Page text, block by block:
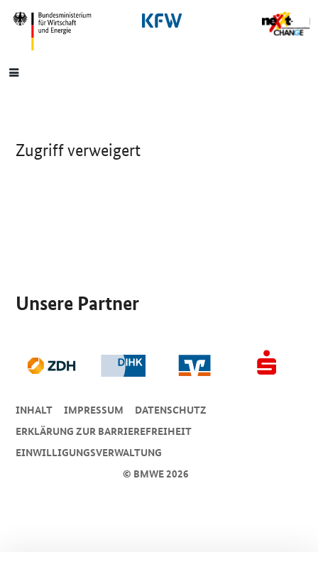
SrOnlyNavigation
Hauptmenü
Zugriff verweigert
Unsere Partner
© BMWE 2026
INHALT IMPRESSUM
DA­TEN­SCHUTZ
ERKLÄRUNG ZUR BARRIEREFREIHEIT
EINWILLIGUNGSVERWALTUNG